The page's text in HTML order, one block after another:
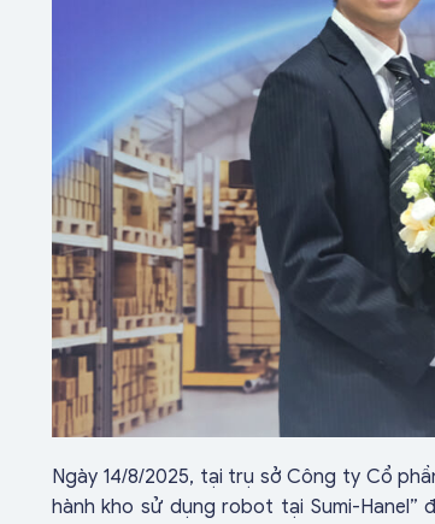
Ngày 14/8/2025, tại trụ sở Công ty Cổ
hành kho sử dụng robot tại Sumi-